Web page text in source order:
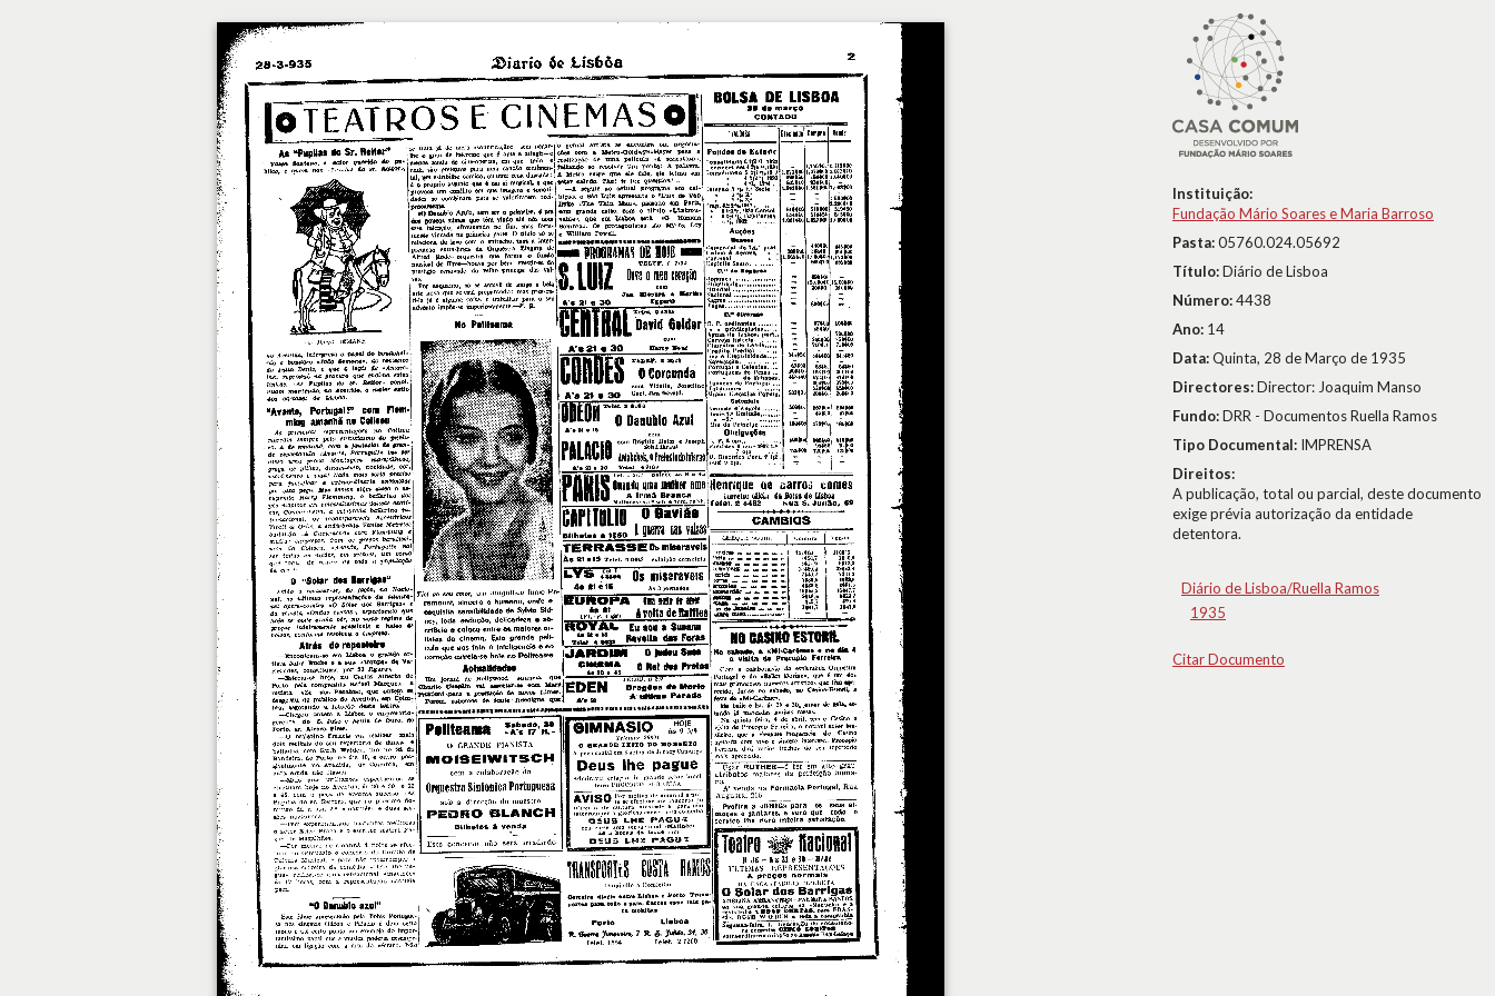
Instituição:
Fundação Mário Soares e Maria Barroso
Pasta:05760.024.05692
Título:Diário de Lisboa
Número:4438
Ano: 14
Data:Quinta, 28 de Março de 1935
Directores:Director: Joaquim Manso
Fundo:DRR - Documentos Ruella Ramos
Tipo Documental: IMPRENSA
Direitos:
A publicação, total ou parcial, deste documento
exige prévia autorização da entidade
detentora.
Diário de Lisboa/Ruella Ramos
1935
Citar Documento